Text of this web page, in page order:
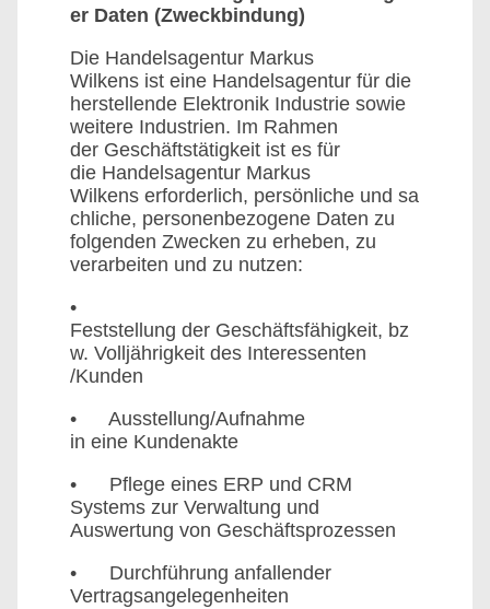
er Daten (Zweckbindung)
Die Handelsagentur Markus
Wilkens ist eine Handelsagentur für die
herstellende Elektronik Industrie sowie
weitere Industrien. Im Rahmen
der Geschäftstätigkeit ist es für
die Handelsagentur Markus
Wilkens erforderlich, persönliche und sa
chliche, personenbezogene Daten zu
folgenden Zwecken zu erheben, zu
verarbeiten und zu nutzen:
•
Feststellung der Geschäftsfähigkeit, bz
w. Volljährigkeit des Interessenten
/Kunden
• Ausstellung/Aufnahme
in eine Kundenakte
• Pflege eines ERP und CRM
Systems zur Verwaltung und
Auswertung von Geschäftsprozessen
• Durchführung anfallender
Vertragsangelegenheiten